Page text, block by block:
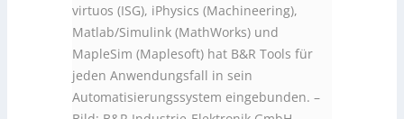
virtuos (ISG), iPhysics (Machineering),
Matlab/Simulink (MathWorks) und
MapleSim (Maplesoft) hat B&R Tools für
jeden Anwendungsfall in sein
Automatisierungssystem eingebunden. –